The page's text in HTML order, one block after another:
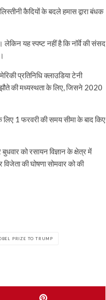
कैदियों के बदले हमास द्वारा बंधक
यह स्पष्ट नहीं है कि नॉर्वे की संसद
प्रतिनिधि क्लाउडिया टेनी
की मध्यस्थता के लिए, जिसने 2020
1 फरवरी की समय सीमा के बाद किए
को रसायन विज्ञान के क्षेत्र में
की घोषणा सोमवार को की
PRIZE TO TRUMP